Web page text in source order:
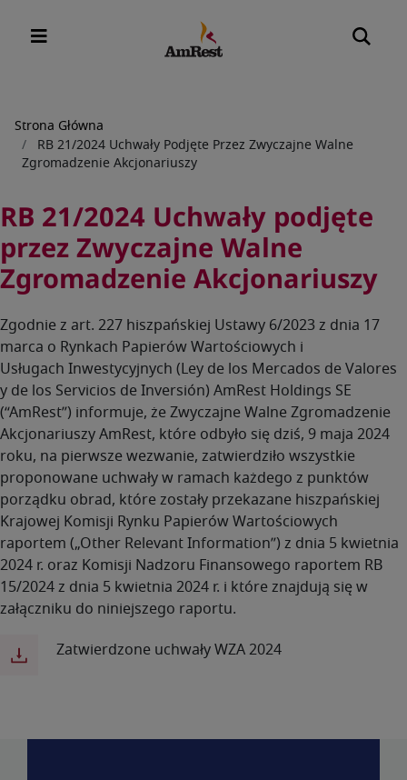
Ścieżka
nawigacyjna
Strona Główna
RB 21/2024 Uchwały Podjęte Przez Zwyczajne Walne
Zgromadzenie Akcjonariuszy
RB 21/2024 Uchwały podjęte
przez Zwyczajne Walne
Zgromadzenie Akcjonariuszy
Zgodnie z art. 227 hiszpańskiej Ustawy 6/2023 z dnia 17
marca o Rynkach Papierów Wartościowych i
Usługach Inwestycyjnych (Ley de los Mercados de Valores
y de los Servicios de Inversión) AmRest Holdings SE
(“AmRest”) informuje, że Zwyczajne Walne Zgromadzenie
Akcjonariuszy AmRest, które odbyło się dziś, 9 maja 2024
roku, na pierwsze wezwanie, zatwierdziło wszystkie
proponowane uchwały w ramach każdego z punktów
porządku obrad, które zostały przekazane hiszpańskiej
Krajowej Komisji Rynku Papierów Wartościowych
raportem („Other Relevant Information”) z dnia 5 kwietnia
2024 r. oraz Komisji Nadzoru Finansowego raportem RB
15/2024 z dnia 5 kwietnia 2024 r. i które znajdują się w
załączniku do niniejszego raportu.
Zatwierdzone uchwały WZA 2024